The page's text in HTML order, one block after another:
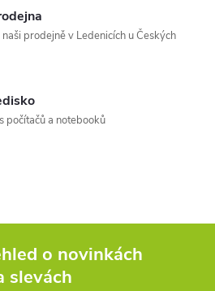
prodejně v Ledenicích u Českých
počítačů a notebooků
o novinkách
slevách